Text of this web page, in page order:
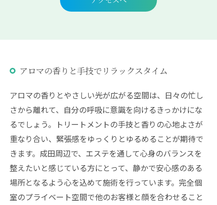
アロマの香りと手技でリラックスタイム
アロマの香りとやさしい光が広がる空間は、日々の忙し
さから離れて、自分の呼吸に意識を向けるきっかけにな
るでしょう。トリートメントの手技と香りの心地よさが
重なり合い、緊張感をゆっくりとゆるめることが期待で
きます。成田周辺で、エステを通して心身のバランスを
整えたいと感じている方にとって、静かで安心感のある
場所となるよう心を込めて施術を行っています。完全個
室のプライベート空間で他のお客様と顔を合わせること